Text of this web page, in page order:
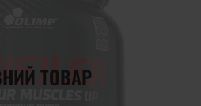
ТОВАР